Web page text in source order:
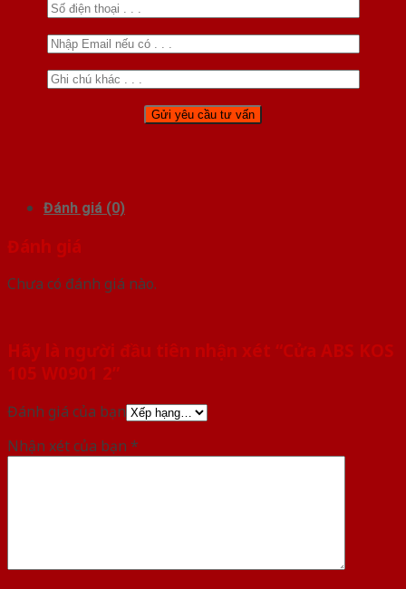
Đánh giá (0)
Đánh giá
Chưa có đánh giá nào.
Hãy là người đầu tiên nhận xét “Cửa ABS KOS
105 W0901 2”
Đánh giá của bạn
Nhận xét của bạn *